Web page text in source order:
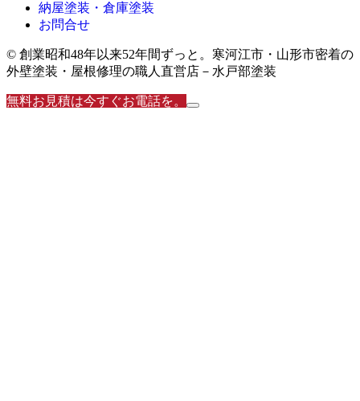
納屋塗装・倉庫塗装
お問合せ
© 創業昭和48年以来52年間ずっと。寒河江市・山形市密着の
外壁塗装・屋根修理の職人直営店－水戸部塗装
無料お見積は今すぐお電話を。